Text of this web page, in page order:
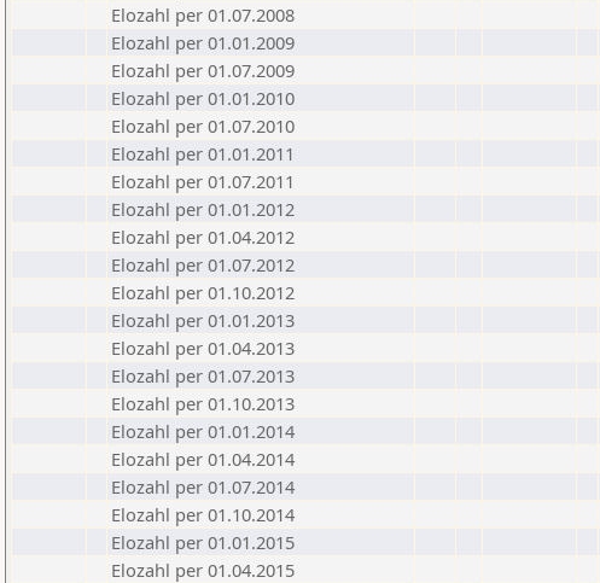
Elozahl per 01.07.2008
Elozahl per 01.01.2009
Elozahl per 01.07.2009
Elozahl per 01.01.2010
Elozahl per 01.07.2010
Elozahl per 01.01.2011
Elozahl per 01.07.2011
Elozahl per 01.01.2012
Elozahl per 01.04.2012
Elozahl per 01.07.2012
Elozahl per 01.10.2012
Elozahl per 01.01.2013
Elozahl per 01.04.2013
Elozahl per 01.07.2013
Elozahl per 01.10.2013
Elozahl per 01.01.2014
Elozahl per 01.04.2014
Elozahl per 01.07.2014
Elozahl per 01.10.2014
Elozahl per 01.01.2015
Elozahl per 01.04.2015